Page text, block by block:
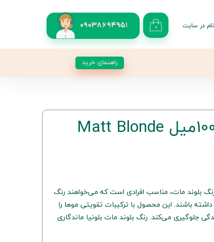
09038694951 ۰ در سایت
راهنمای خرید
رنگ موی بلونیا 100میل Matt Blonde
7.11 حجم 100 میل با رنگ بلوند مات، مناسب افرادی است که می‌خواهند رنگ
باشند. این محصول با ترکیبات تقویتی موها را
جلوگیری می‌کند. رنگ بلوند مات بلونیا ماندگاری